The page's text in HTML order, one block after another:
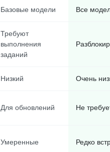
Базовые модели Все
Требуют
выполнения
заданий
Низкий Очень
Для обновлений Не
Умеренные Редко